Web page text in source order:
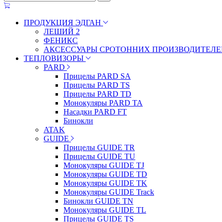
ПРОДУКЦИЯ ЭДГАН
ЛЕШИЙ 2
ФЕНИКС
АКСЕССУАРЫ СРОТОННИХ
ТЕПЛОВИЗОРЫ
PARD
Прицелы PARD SA
Прицелы PARD TS
Прицелы PARD TD
Монокуляры PARD TA
Насадки PARD FT
Бинокли
ATAK
GUIDE
Прицелы GUIDE TR
Прицелы GUIDE TU
Монокуляры GUIDE TJ
Монокуляры GUIDE TD
Монокуляры GUIDE TK
Монокуляры GUIDE Track
Бинокли GUIDE TN
Монокуляры GUIDE TL
Прицелы GUIDE TS